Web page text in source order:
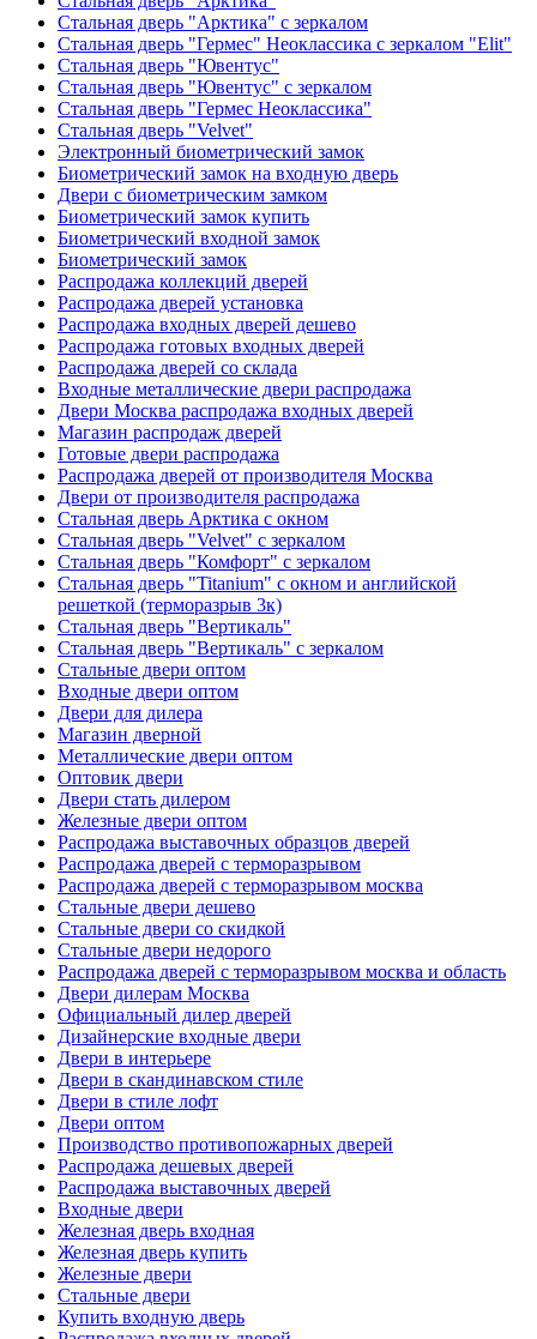
Стальная дверь "Арктика" с зеркалом
Стальная дверь "Гермес" Неоклассика с зеркалом "Elit"
Стальная дверь "Ювентус"
Стальная дверь "Ювентус" с зеркалом
Стальная дверь "Гермес Неоклассика"
Стальная дверь "Velvet"
Электронный биометрический замок
Биометрический замок на входную дверь
Двери с биометрическим замком
Биометрический замок купить
Биометрический входной замок
Биометрический замок
Распродажа коллекций дверей
Распродажа дверей установка
Распродажа входных дверей дешево
Распродажа готовых входных дверей
Распродажа дверей со склада
Входные металлические двери распродажа
Двери Москва распродажа входных дверей
Магазин распродаж дверей
Готовые двери распродажа
Распродажа дверей от производителя Москва
Двери от производителя распродажа
Стальная дверь Арктика с окном
Стальная дверь "Velvet" с зеркалом
Стальная дверь "Комфорт" с зеркалом
Стальная дверь "Titanium" с окном и английской
решеткой (терморазрыв 3к)
Стальная дверь "Вертикаль"
Стальная дверь "Вертикаль" с зеркалом
Стальные двери оптом
Входные двери оптом
Двери для дилера
Магазин дверной
Металлические двери оптом
Оптовик двери
Двери стать дилером
Железные двери оптом
Распродажа выставочных образцов дверей
Распродажа дверей с терморазрывом
Распродажа дверей с терморазрывом москва
Стальные двери дешево
Стальные двери со скидкой
Стальные двери недорого
Распродажа дверей с терморазрывом москва и область
Двери дилерам Москва
Официальный дилер дверей
Дизайнерские входные двери
Двери в интерьере
Двери в скандинавском стиле
Двери в стиле лофт
Двери оптом
Производство противопожарных дверей
Распродажа дешевых дверей
Распродажа выставочных дверей
Входные двери
Железная дверь входная
Железная дверь купить
Железные двери
Стальные двери
Купить входную дверь